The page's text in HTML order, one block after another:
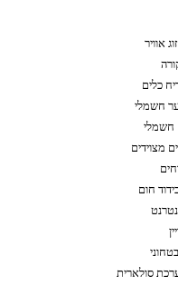
אוויר
כלים
חשמלי
חשמלי
מצוידים
חום
סולארית